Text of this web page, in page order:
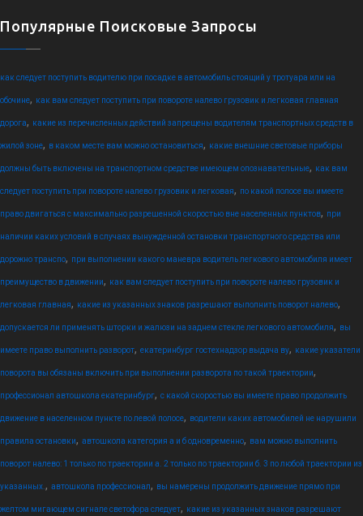
Популярные Поисковые Запросы
как следует поступить водителю при посадке в автомобиль стоящий у тротуара или на
обочине, как вам следует поступить при повороте налево грузовик и легковая главная
дорога, какие из перечисленных действий запрещены водителям транспортных средств в
жилой зоне, в каком месте вам можно остановиться, какие внешние световые приборы
должны быть включены на транспортном средстве имеющем опознавательные, как вам
следует поступить при повороте налево грузовик и легковая, по какой полосе вы имеете
право двигаться с максимально разрешенной скоростью вне населенных пунктов, при
наличии каких условий в случаях вынужденной остановки транспортного средства или
дорожно транспо, при выполнении какого маневра водитель легкового автомобиля имеет
преимущество в движении, как вам следует поступить при повороте налево грузовик и
легковая главная, какие из указанных знаков разрешают выполнить поворот налево,
допускается ли применять шторки и жалюзи на заднем стекле легкового автомобиля, вы
имеете право выполнить разворот, екатеринбург гостехнадзор выдача ву, какие указатели
поворота вы обязаны включить при выполнении разворота по такой траектории,
профессионал автошкола екатеринбург, с какой скоростью вы имеете право продолжить
движение в населенном пункте по левой полосе, водители каких автомобилей не нарушили
правила остановки, автошкола категория а и б одновременно, вам можно выполнить
поворот налево: 1 только по траектории а. 2 только по траектории б. 3 по любой траектории из
указанных. , автошкола профессионал, вы намерены продолжить движение прямо при
желтом мигающем сигнале светофора следует, какие из указанных знаков разрешают